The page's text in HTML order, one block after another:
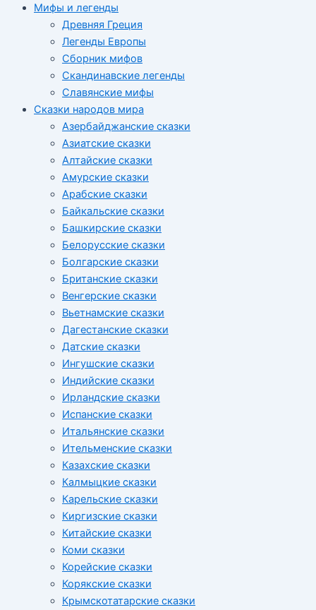
Мифы и легенды
Древняя Греция
Легенды Европы
Сборник мифов
Скандинавские легенды
Славянские мифы
Сказки народов мира
Азербайджанские сказки
Азиатские сказки
Алтайские сказки
Амурские сказки
Арабские сказки
Байкальские сказки
Башкирские сказки
Белорусские сказки
Болгарские сказки
Британские сказки
Венгерские сказки
Вьетнамские сказки
Дагестанские сказки
Датские сказки
Ингушские сказки
Индийские сказки
Ирландские сказки
Испанские сказки
Итальянские сказки
Ительменские сказки
Казахские сказки
Калмыцкие сказки
Карельские сказки
Киргизские сказки
Китайские сказки
Коми сказки
Корейские сказки
Корякские сказки
Крымскотатарские сказки